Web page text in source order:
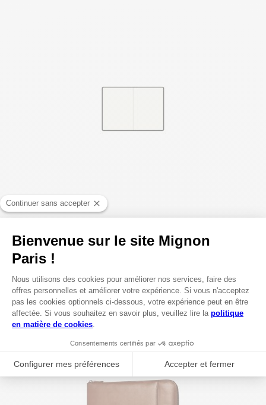
RECHARGE CARNET DE NOTES UNIE A5 22,30 €
AJOUTER AU PANIER